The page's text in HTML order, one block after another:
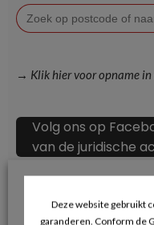
Zoek
naar:
→ Klik hier voor opname in
Volg ons op
van de juridische
Deze website gebruikt
garanderen. Conform de